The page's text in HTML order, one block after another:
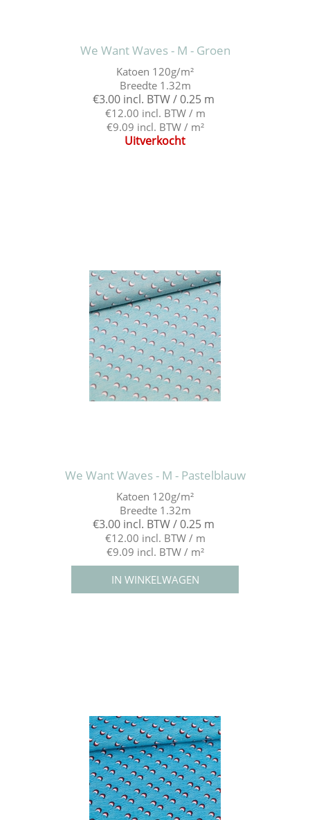
We Want Waves - M - Groen
Katoen 120g/m²
Breedte 1.32m
€3.00 incl. BTW / 0.25 m
€12.00 incl. BTW / m
€9.09 incl. BTW / m²
Uitverkocht
We Want Waves - M - Pastelblauw
Katoen 120g/m²
Breedte 1.32m
€3.00 incl. BTW / 0.25 m
€12.00 incl. BTW / m
€9.09 incl. BTW / m²